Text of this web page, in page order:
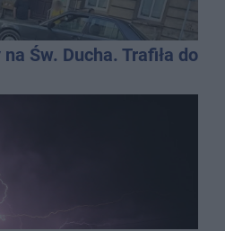
Św. Ducha. Trafiła do